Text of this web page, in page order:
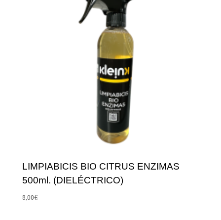
LIMPIABICIS BIO CITRUS ENZIMAS
500ml. (DIELÉCTRICO)
8,00€